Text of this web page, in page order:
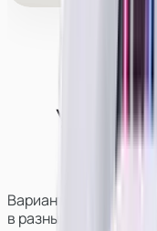
в
Варианты работы и
в разных форматах